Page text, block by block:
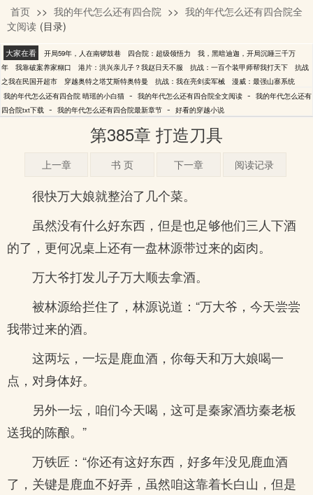
晴瑶的小白猫
首页 >> 我的年代怎么还有四合院 >> 我的年代怎么还有四合院全
文阅读 (目录)
大家在看 开局59年，人在南锣鼓巷 四合院：超级领悟力
我，黑暗迪迦，开局沉睡三千万
年
我靠破案养家糊口 港片：洪兴亲儿子？我赵日天不服 抗战：一百个装甲师帮我打天下
抗战
之我在民国开超市
穿越奥特之塔艾斯特奥特曼 抗战：我在亮剑卖军械
漫威：最强山寨系统
我的年代怎么还有四合院 晴瑶的小白猫 - 我的年代怎么还有四合院全文阅读 - 我的年代怎么还有
四合院txt下载 - 我的年代怎么还有四合院最新章节 - 好看的穿越小说
第385章 打造刀具
上一章 书 页 下一章 阅读记录
很快万大娘就整治了几个菜。
虽然没有什么好东西，但是也足够他们三人下酒
的了，更何况桌上还有一盘林源带过来的卤肉。
万大爷打发儿子万大顺去拿酒。
被林源给拦住了，林源说道：“万大爷，今天尝尝
我带过来的酒。
这两坛，一坛是鹿血酒，你每天和万大娘喝一
点，对身体好。
另外一坛，咱们今天喝，这可是秦家酒坊秦老板
送我的陈酿。”
万铁匠：“你还有这好东西，好多年没见鹿血酒
了，关键是鹿血不好弄，虽然咱这靠着长白山，但是